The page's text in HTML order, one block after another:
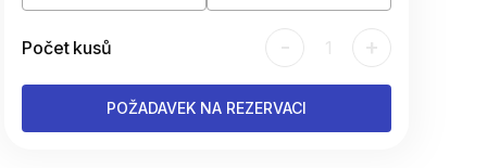
Počet kusů - 1 +
POŽADAVEK NA REZERVACI